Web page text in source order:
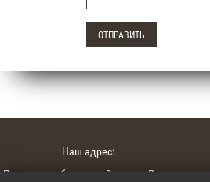
Наш адрес:
Псковская область, г. Великие Луки,